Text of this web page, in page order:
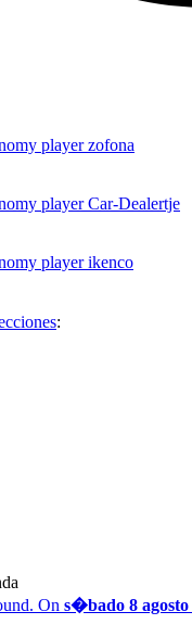
:
On s�bado 8 agosto